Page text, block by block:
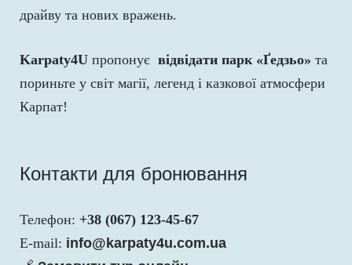
драйву та нових вражень.
Karpaty4U пропонує відвідати парк «Ґедзьо» та
пориньте у світ магії, легенд і казкової атмосфери
Карпат!
Контакти для бронювання
Телефон: +38 (067) 123-45-67
E-mail: info@karpaty4u.com.ua